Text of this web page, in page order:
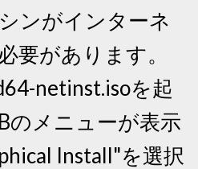
ンがインターネ
要があります。
netinst.isoを起
のメニューが表示
Install"を選択